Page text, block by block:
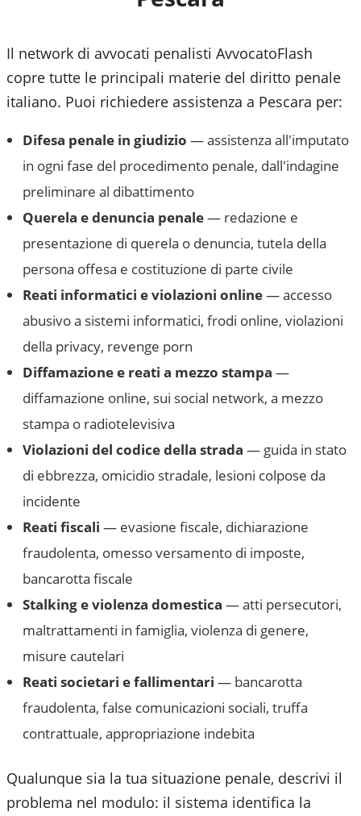
Il network di avvocati penalisti AvvocatoFlash
copre tutte le principali materie del diritto penale
italiano. Puoi richiedere assistenza a Pescara per:
Difesa penale in giudizio — assistenza all'imputato
in ogni fase del procedimento penale, dall'indagine
preliminare al dibattimento
Querela e denuncia penale— redazione e
presentazione di querela o denuncia, tutela della
persona offesa e costituzione di parte civile
Reati informatici e violazioni online— accesso
abusivo a sistemi informatici, frodi online, violazioni
della privacy, revenge porn
Diffamazione e reati a mezzo stampa —
diffamazione online, sui social network, a mezzo
stampa o radiotelevisiva
Violazioni del codice della strada — guida in stato
di ebbrezza, omicidio stradale, lesioni colpose da
incidente
Reati fiscali — evasione fiscale, dichiarazione
fraudolenta, omesso versamento di imposte,
bancarotta fiscale
Stalking e violenza domestica — atti persecutori,
maltrattamenti in famiglia, violenza di genere,
misure cautelari
Reati societari e fallimentari — bancarotta
fraudolenta, false comunicazioni sociali, truffa
contrattuale, appropriazione indebita
Qualunque sia la tua situazione penale, descrivi il
problema nel modulo: il sistema identifica la